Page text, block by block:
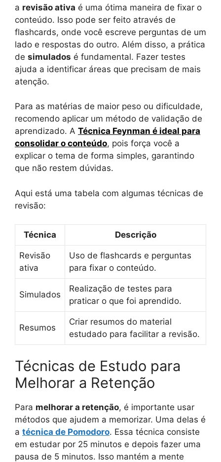
a revisão ativa é uma ótima maneira de fixar o
conteúdo. Isso pode ser feito através de
flashcards, onde você escreve perguntas de um
lado e respostas do outro. Além disso, a prática
de simulados é fundamental. Fazer testes
ajuda a identificar áreas que precisam de mais
atenção.
Para as matérias de maior peso ou dificuldade,
recomendo aplicar um método de validação de
aprendizado. A Técnica Feynman é ideal para
consolidar o conteúdo, pois força você a
explicar o tema de forma simples, garantindo
que não restem dúvidas.
Aqui está uma tabela com algumas técnicas de
revisão:
Técnica Descrição
Revisão
ativa
Uso de flashcards e perguntas
para fixar o conteúdo.
Simulados
Realização de testes para
praticar o que foi aprendido.
Resumos
Criar resumos do material
estudado para facilitar a revisão.
Técnicas de Estudo para
Melhorar a Retenção
Para melhorar a retenção, é importante usar
métodos que ajudem a memorizar. Uma delas é
a técnica de Pomodoro. Essa técnica consiste
em estudar por 25 minutos e depois fazer uma
pausa de 5 minutos. Isso mantém a mente